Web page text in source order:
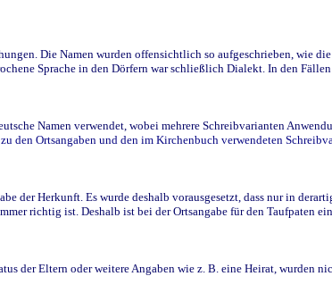
Die Namen wurden offensichtlich so aufgeschrieben, wie
Sprache in den Dörfern war schließlich Dialekt. In den
Namen verwendet, wobei mehrere Schreibvarianten
den Ortsangaben und den im Kirchenbuch verwendeten
der Herkunft. Es wurde deshalb vorausgesetzt, dass nur in
richtig ist. Deshalb ist bei der Ortsangabe für den Taufpaten
der Eltern oder weitere Angaben wie z. B. eine Heirat, wurden